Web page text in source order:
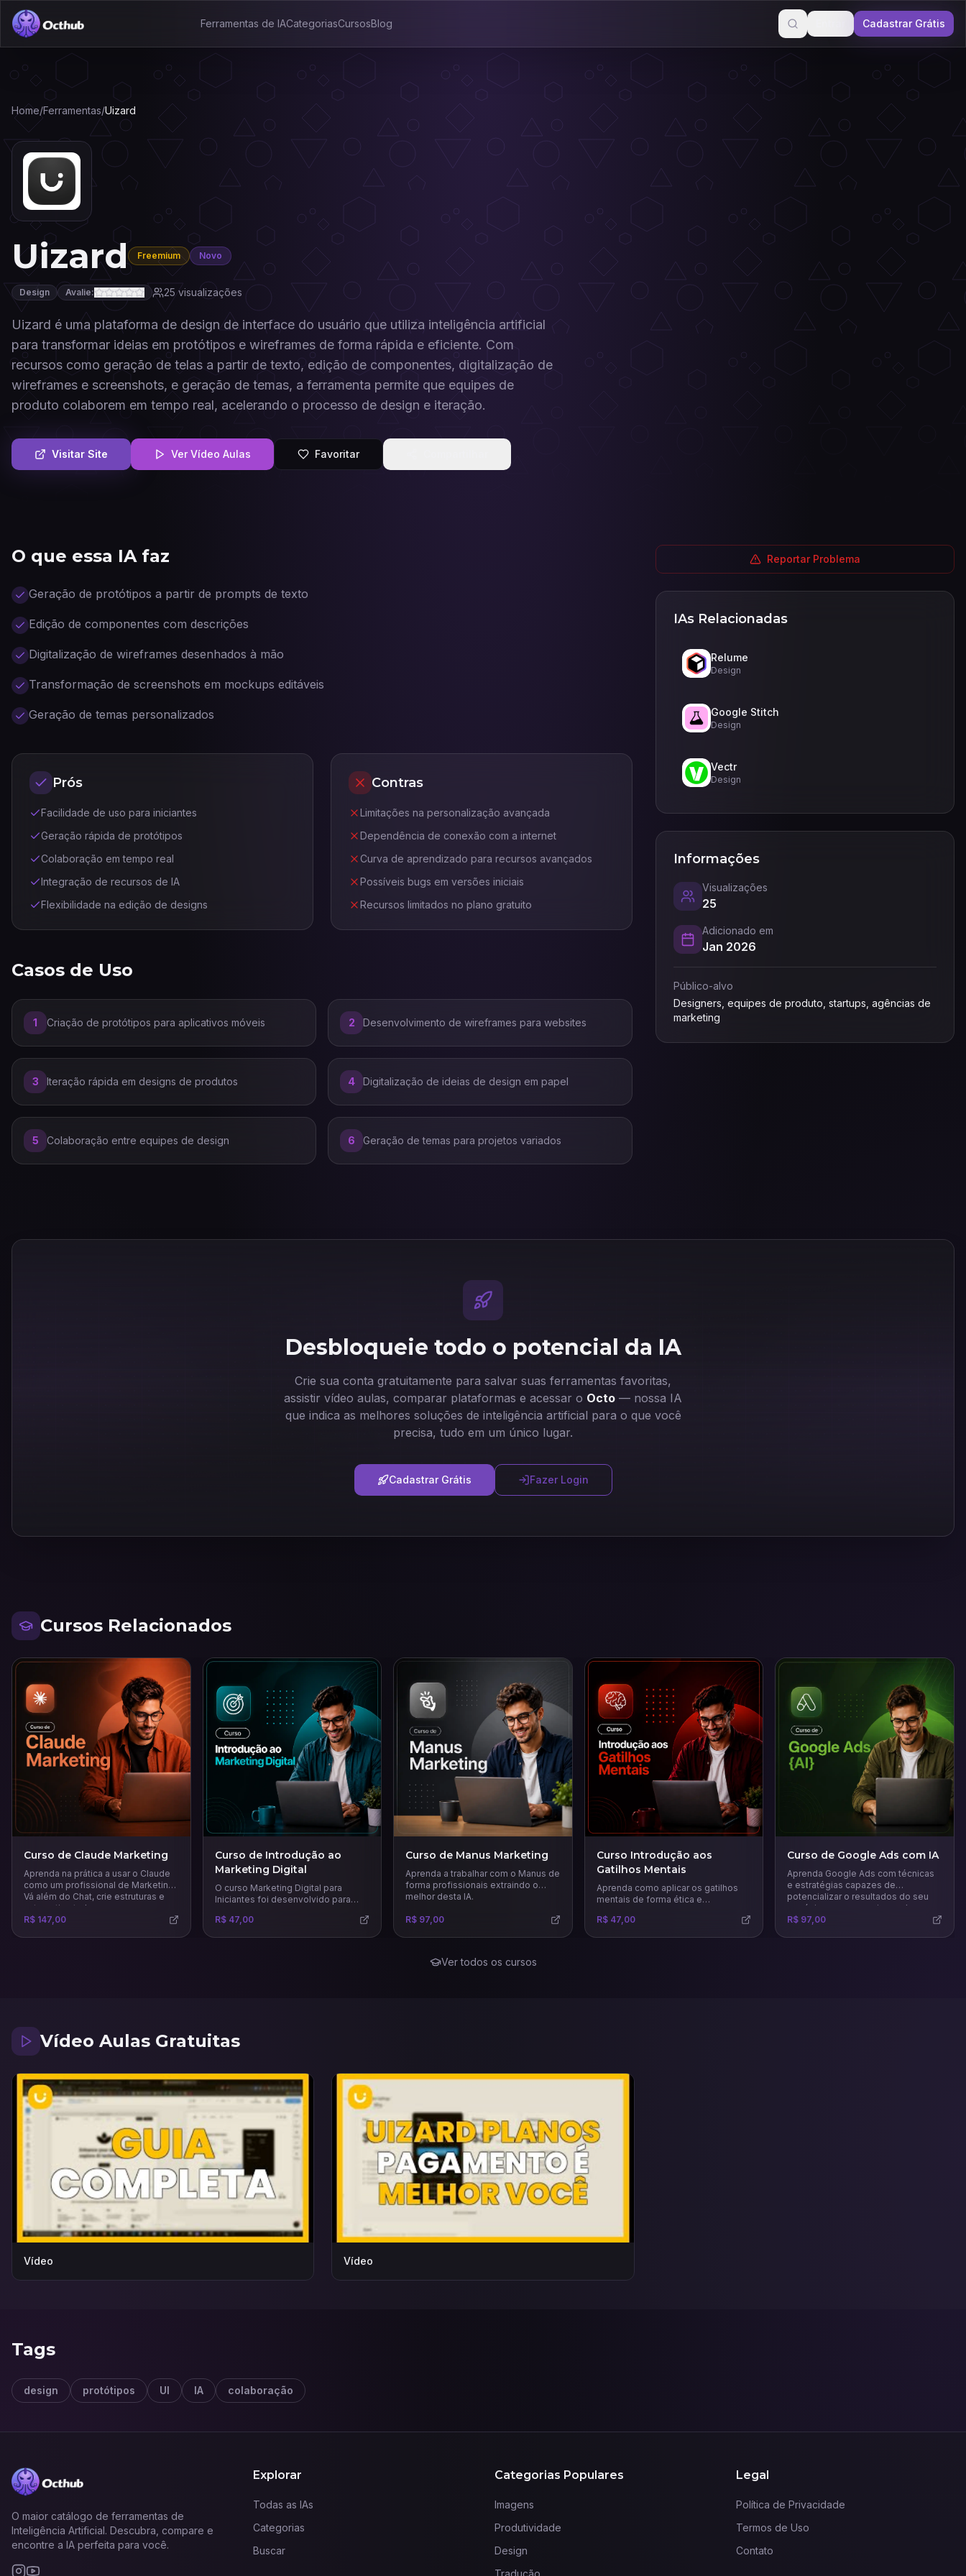
Ferramentas de IACategoriasCursosBlog Cadastrar Grátis
Home/Ferramentas/Uizard
Uizard Freemium Novo
Design Avalie: 25visualizações
Uizard é uma plataforma de design de interface do usuário que utiliza inteligência artificial
para transformar ideias em protótipos e wireframes de forma rápida e eficiente. Com
recursos como geração de telas a partir de texto, edição de componentes, digitalização de
wireframes e screenshots, e geração de temas, a ferramenta permite que equipes de
produto colaborem em tempo real, acelerando o processo de design e iteração.
Visitar Site Ver Vídeo Aulas Favoritar
O que essa IA faz
Geração de protótipos a partir de prompts de texto
Edição de componentes com descrições
Digitalização de wireframes desenhados à mão
Transformação de screenshots em mockups editáveis
Geração de temas personalizados
Prós
Facilidade de uso para iniciantes
Geração rápida de protótipos
Colaboração em tempo real
Integração de recursos de IA
Flexibilidade na edição de designs
Contras
Limitações na personalização avançada
Dependência de conexão com a internet
Curva de aprendizado para recursos avançados
Possíveis bugs em versões iniciais
Recursos limitados no plano gratuito
Casos de Uso
1 Criação de protótipos para aplicativos móveis 2 Desenvolvimento de wireframes para websites
3 Iteração rápida em designs de produtos 4 Digitalização de ideias de design em papel
5 Colaboração entre equipes de design 6 Geração de temas para projetos variados
Reportar Problema
IAs Relacionadas
Relume
Design
Google Stitch
Design
Vectr
Design
Informações
Visualizações
25
Adicionado em
Jan 2026
Público-alvo
Designers, equipes de produto, startups, agências de
marketing
Desbloqueie todo o potencial da IA
Crie sua conta gratuitamente para salvar suas ferramentas favoritas,
assistir vídeo aulas, comparar plataformas e acessar o Octo — nossa IA
que indica as melhores soluções de inteligência artificial para o que você
precisa, tudo em um único lugar.
Cadastrar Grátis Fazer Login
Cursos Relacionados
Curso de Claude Marketing
Aprenda na prática a usar o Claude
como um profissional de Marketing.
Vá além do Chat, crie estruturas e
automatize tudo.
R$ 147,00
Curso de Introdução ao
Marketing Digital
O curso Marketing Digital para
Iniciantes foi desenvolvido para
passos no universo digital e
R$ 47,00
Curso de Manus Marketing
Aprenda a trabalhar com o Manus de
forma profissionais extraindo o
melhor desta IA.
R$ 97,00
Curso Introdução aos
Gatilhos Mentais
Aprenda como aplicar os gatilhos
mentais de forma ética e
decisões, aumentar suas vendas e
R$ 47,00
Curso de Google Ads com IA
Aprenda Google Ads com técnicas
e estratégias capazes de
potencializar o resultados do seu
negócio e a gerar mais vendas.
R$ 97,00
Ver todos os cursos
Vídeo Aulas Gratuitas
Vídeo Vídeo
Tags
design protótipos UI IA colaboração
O maior catálogo de ferramentas de
Inteligência Artificial. Descubra, compare e
encontre a IA perfeita para você.
Explorar
Todas as IAs
Categorias
Buscar
Categorias Populares
Imagens
Produtividade
Design
Legal
Política de Privacidade
Termos de Uso
Contato